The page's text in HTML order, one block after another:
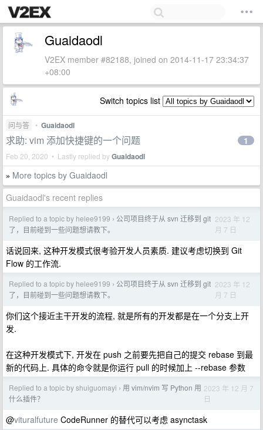
Guaidaodl
V2EX member #82188, joined on 2014-11-17 23:34:37
+08:00
Switch topics list
问与答 • Guaidaodl
求助: vim 添加快捷键的一个问题
Feb 20, 2020 • Lastly replied byGuaidaodl
1
» More topics by Guaidaodl
Guaidaodl's recent replies
Replied to a topic by helee9199 › 公司项目终于从 svn 迁移到 git
了，目前碰到一些问题想请教下。
2023 年 12
月 7 日
话说回来, 这种开发模式很考验开发人员素质. 建议考虑切换到 Git
Flow 的工作流.
Replied to a topic by helee9199 › 公司项目终于从 svn 迁移到 git
了，目前碰到一些问题想请教下。
2023 年 12
月 7 日
你们这个接近主干开发的流程, 就是所有的开发都是在一个分支上开
发.
在这种开发模式下, 开发在 push 之前要先把自己的提交 rebase 到最
新的代码上. 具体的命令就是你运行 pull 的时候加上 --rebase 参数
Replied to a topic by shuiguomayi › 用 vim/nvim 写 Python 用
什么插件？
2023 年 12 月 7
日
@vituralfuture CodeRunner 的替代可以考虑 asynctask